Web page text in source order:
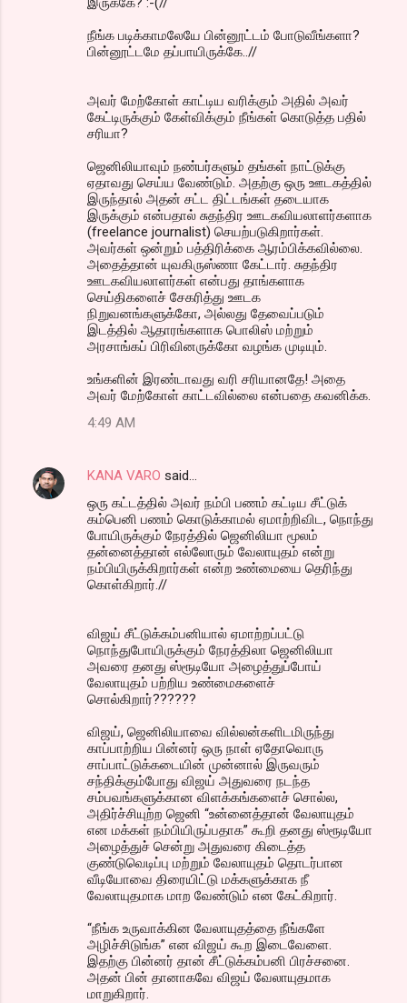
நீங்க படிக்காமலேயே பின்னூட்டம் போடுவீங்களா?
பின்னூட்டமே தப்பாயிருக்கே..//
அவர் மேற்கோள் காட்டிய வரிக்கும் அதில் அவர்
கேட்டிருக்கும் கேள்விக்கும் நீங்கள் கொடுத்த பதில்
சரியா?
ஜெனிலியாவும் நண்பர்களும் தங்கள் நாட்டுக்கு
ஏதாவது செய்ய வேண்டும். அதற்கு ஒரு ஊடகத்தில்
இருந்தால் அதன் சட்ட திட்டங்கள் தடையாக
இருக்கும் என்பதால் சுதந்திர ஊடகவியலாளர்களாக
(freelance journalist) செயற்படுகிறார்கள்.
அவர்கள் ஒன்றும் பத்திரிக்கை ஆரம்பிக்கவில்லை.
அதைத்தான் யுவகிருஸ்ணா கேட்டார். சுதந்திர
ஊடகவியலாளர்கள் என்பது தாங்களாக
செய்திகளைச் சேகரித்து ஊடக
நிறுவனங்களுக்கோ, அல்லது தேவைப்படும்
இடத்தில் ஆதாரங்களாக பொலிஸ் மற்றும்
அரசாங்கப் பிரிவினருக்கோ வழங்க முடியும்.
உங்களின் இரண்டாவது வரி சரியானதே! அதை
அவர் மேற்கோள் காட்டவில்லை என்பதை கவனிக்க.
4:49 AM
KANA VARO said…
ஒரு கட்டத்தில் அவர் நம்பி பணம் கட்டிய சீட்டுக்
கம்பெனி பணம் கொடுக்காமல் ஏமாற்றிவிட, நொந்து
போயிருக்கும் நேரத்தில் ஜெனிலியா மூலம்
தன்னைத்தான் எல்லோரும் வேலாயுதம் என்று
நம்பியிருக்கிறார்கள் என்ற உண்மையை தெரிந்து
கொள்கிறார்.//
விஜய் சீட்டுக்கம்பனியால் ஏமாற்றப்பட்டு
நொந்துபோயிருக்கும் நேரத்திலா ஜெனிலியா
அவரை தனது ஸ்ரூடியோ அழைத்துப்போய்
வேலாயுதம் பற்றிய உண்மைகளைச்
சொல்கிறார்??????
விஜய், ஜெனிலியாவை வில்லன்களிடமிருந்து
காப்பாற்றிய பின்னர் ஒரு நாள் ஏதோவொரு
சாப்பாட்டுக்கடையின் முன்னால் இருவரும்
சந்திக்கும்போது விஜய் அதுவரை நடந்த
சம்பவங்களுக்கான விளக்கங்களைச் சொல்ல,
அதிர்ச்சியுற்ற ஜெனி “உன்னைத்தான் வேலாயுதம்
என மக்கள் நம்பியிருப்பதாக” கூறி தனது ஸ்ரூடியோ
அழைத்துச் சென்று அதுவரை கிடைத்த
குண்டுவெடிப்பு மற்றும் வேலாயுதம் தொடர்பான
வீடியோவை திரையிட்டு மக்களுக்காக நீ
வேலாயுதமாக மாற வேண்டும் என கேட்கிறார்.
“நீங்க உருவாக்கின வேலாயுதத்தை நீங்களே
அழிச்சிடுங்க” என விஜய் கூற இடைவேளை.
இதற்கு பின்னர் தான் சீட்டுக்கம்பனி பிரச்சனை.
அதன் பின் தானாகவே விஜய் வேலாயுதமாக
மாறுகிறார்.